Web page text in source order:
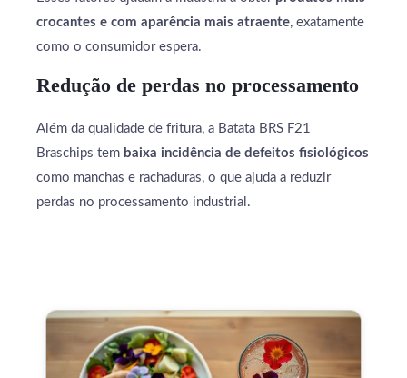
crocantes e com aparência mais atraente, exatamente
como o consumidor espera.
Redução de perdas no processamento
Além da qualidade de fritura, a Batata BRS F21
Braschips tem baixa incidência de defeitos fisiológicos
como manchas e rachaduras, o que ajuda a reduzir
perdas no processamento industrial.